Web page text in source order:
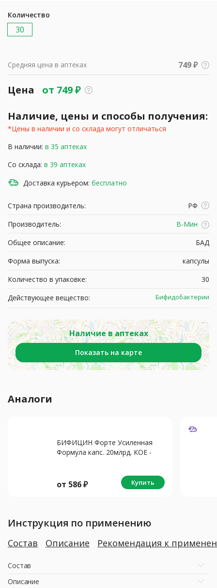
Количество
30
Средняя цена в аптеках 749 ₽
Цена от 749₽
Наличие, цены и способы получения:
*Цены в наличии и со склада могут отличаться
В наличии: в 35 аптеках
Со склада: в 39 аптеках
Доставка курьером: бесплатно
Страна производитель:
РФ
Производитель:
В-Мин
Общее описание:
БАД
Форма выпуска:
капсулы
Количество в упаковке:
30
Действующее вещество:
Бифидобактерии
Наличие в аптеках
Показать на карте
Аналоги
БИФИЦИН Форте Усиленная
Формула капс. 20млрд. КОЕ -
от 586₽ Купить
Инструкция по применению
Состав Описание Рекомендация к
Состав
Описание